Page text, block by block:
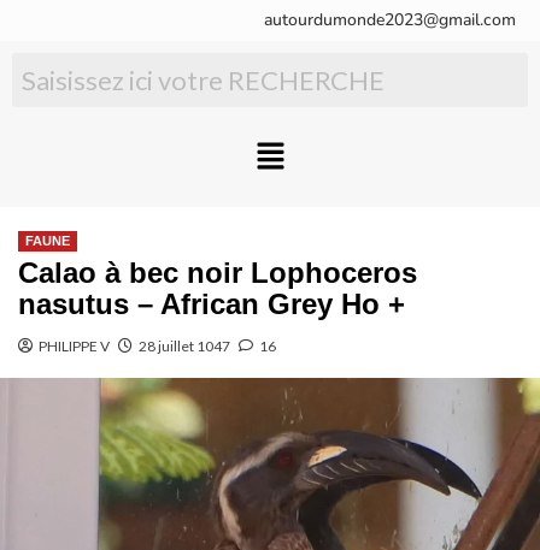
autourdumonde2023@gmail.com
FAUNE
Calao à bec noir Lophoceros
nasutus – African Grey Ho +
PHILIPPE V 28 juillet 1047 16